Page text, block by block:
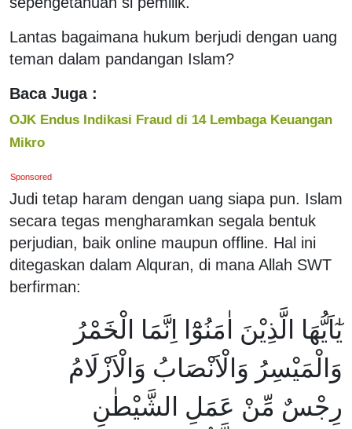
Lantas bagaimana hukum berjudi dengan uang
teman dalam pandangan Islam?
Baca Juga :
OJK Endus Indikasi Fraud di 14 Lembaga Keuangan
Mikro
Sponsored
Judi tetap haram dengan uang siapa pun. Islam
secara tegas mengharamkan segala bentuk
perjudian, baik online maupun offline. Hal ini
ditegaskan dalam Alquran, di mana Allah SWT
berfirman:
يٰٓاَيُّهَا الَّذِيْنَ اٰمَنُوْٓا اِنَّمَا الْخَمْرُ
وَالْمَيْسِرُ وَالْاَنْصَابُ وَالْاَزْلَامُ
رِجْسٌ مِّنْ عَمَلِ الشَّيْطٰنِ